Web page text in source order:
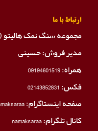
ارتباط با ما
مجموعه سنگ نمک
مدیر فروش: حسینی
همراه:09194601519
فکس:02143852831
صفحه اینستاگرام:
کانال تلگرام:namaksaraa